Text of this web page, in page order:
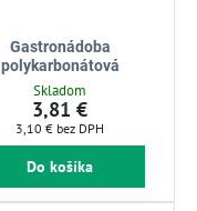
Gastronádoba
polykarbonátová
Skladom
3,81 €
3,10 € bez DPH
Do košíka